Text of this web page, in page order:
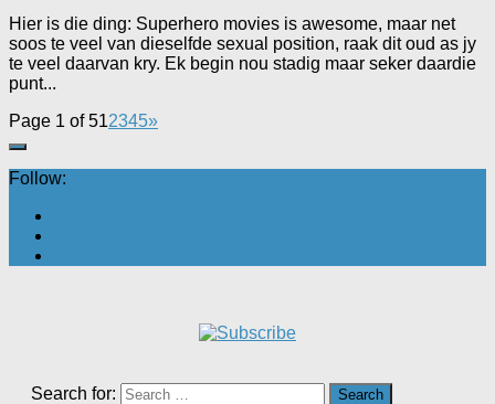
Hier is die ding: Superhero movies is awesome, maar net
soos te veel van dieselfde sexual position, raak dit oud as jy
te veel daarvan kry. Ek begin nou stadig maar seker daardie
punt...
Page 1 of 512345»
Follow:
Search for: